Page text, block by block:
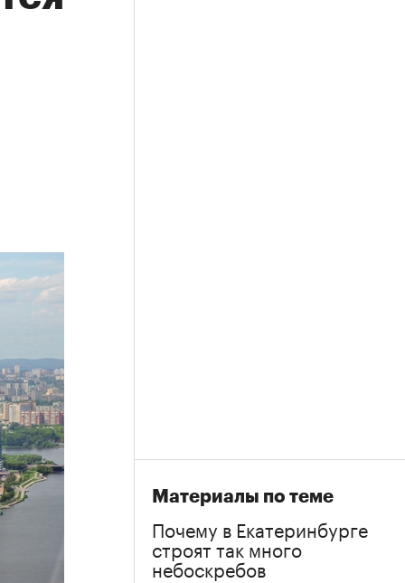
Материалы по теме
Почему в Екатеринбурге
строят так много
небоскребов